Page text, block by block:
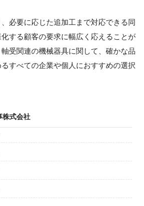
必要に応じた追加工まで対応できる同
する顧客の要求に幅広く応えることが
受関連の機械器具に関して、確かな品
すべての企業や個人におすすめの選択
株式会社